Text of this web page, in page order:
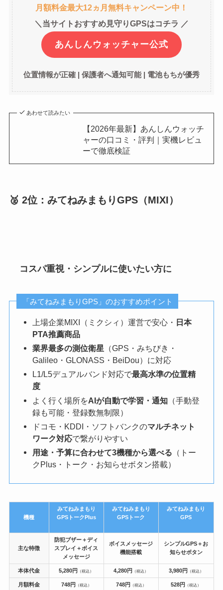
月額料金最大12ヵ月無料キャンペーン中！
＼当サイトおすすめ見守りGPSはコチラ ／
あんしんウォッチャー公式
位置情報が正確 | 保護者へ通知可能 | 電池もちが優秀
あわせて読みたい
【2026年最新】あんしんウォッチ
ャーの口コミ・評判｜実機レビュ
ーで徹底検証
🥈 2位：みてねみまもりGPS（MIXI）
コスパ重視・シンプルに使いたい方に
「みてねみまもりGPS」のおすすめポイント
上場企業MIXI（ミクシィ）運営で安心・ 日本
PTA推薦商品
業界最多の測位衛星 （GPS・みちびき・
Galileo・GLONASS・BeiDou）に対応
L1/L5デュアルバンド対応で最高水準の位置精
度
よく行く場所をAIが自動で学習・通知 （手動登
録も可能・登録数無制限）
ドコモ・KDDI・ソフトバンクのマルチネット
ワーク対応で繋がりやすい
用途・予算に合わせて3機種から選べる （トー
クPlus・トーク・お知らせボタン搭載）
機種
みてねみまもり
GPSトークPlus
みてねみまもり
GPSトーク
みてねみまもり
GPS
主な特徴
防犯ブザー＋ディ
スプレイ＋ボイス
メッセージ
ボイスメッセージ
機能搭載
シンプルGPS＋お
知らせボタン
本体代金 5,280円 （税込） 4,280円 （税込） 3,980円 （税込）
月額料金 748円 （税込） 748円 （税込） 528円 （税込）